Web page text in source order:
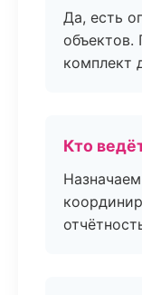
Да, есть
объектов.
комплект
Кто